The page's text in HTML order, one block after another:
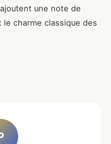
une note de
charme classique des